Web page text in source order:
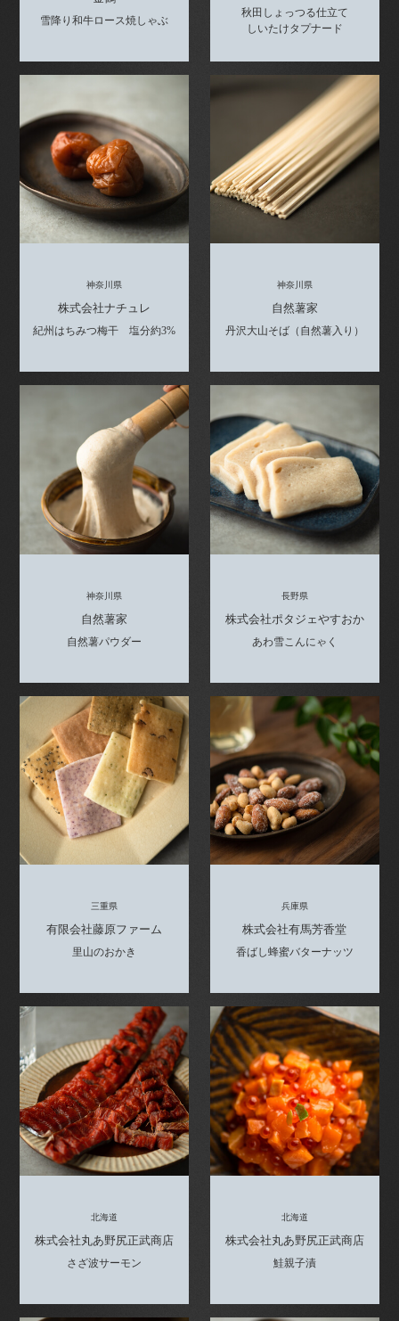
雪降り和牛ロース焼しゃぶ
秋田しょっつる仕立て
しいたけタプナード
神奈川県
株式会社ナチュレ
紀州はちみつ梅干 塩分約3%
神奈川県
自然薯家
丹沢大山そば（自然薯入り）
神奈川県
自然薯家
自然薯パウダー
長野県
株式会社ポタジェやすおか
あわ雪こんにゃく
三重県
有限会社藤原ファーム
里山のおかき
兵庫県
株式会社有馬芳香堂
香ばし蜂蜜バターナッツ
北海道
株式会社丸あ野尻正武商店
さざ波サーモン
北海道
株式会社丸あ野尻正武商店
鮭親子漬